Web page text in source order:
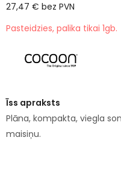
27,47 € bez PVN
Pasteidzies, palika tikai 1gb.
Īss apraksts
Plāna, kompakta, viegla
maisiņu.